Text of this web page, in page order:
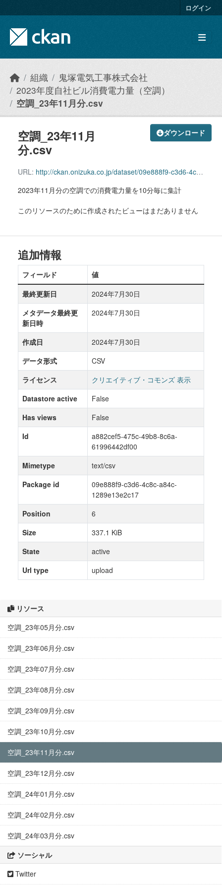
ログイン
組織
鬼塚電気工事株式会社
2023年度自社ビル消費電力量（空調）
空調_23年11月分.csv
ダウンロード
空調_23年11月
分.csv
URL: http://ckan.onizuka.co.jp/dataset/09e888f9-c3d6-4c8c-a84c-1289e13e2c17/resource/a882cef5-475c-49b8-8c6a-61996442df00/download/airconditioning_2311.csv
2023年11月分の空調での消費電力量を10分毎に集計
このリソースのために作成されたビューはまだありません
リソース
空調_23年05月分.csv
空調_23年06月分.csv
空調_23年07月分.csv
空調_23年08月分.csv
空調_23年09月分.csv
空調_23年10月分.csv
空調_23年11月分.csv
空調_23年12月分.csv
空調_24年01月分.csv
空調_24年02月分.csv
空調_24年03月分.csv
ソーシャル
Twitter
追加情報
フィールド
値
最終更新日
2024年7月30日
メタデータ最終更
新日時
2024年7月30日
作成日
2024年7月30日
データ形式
CSV
ライセンス
クリエイティブ・コモンズ 表示
Datastore active
False
Has views
False
Id
a882cef5-475c-49b8-8c6a-
61996442df00
Mimetype
text/csv
Package id
09e888f9-c3d6-4c8c-a84c-
1289e13e2c17
Position
6
Size
337.1 KiB
State
active
Url type
upload